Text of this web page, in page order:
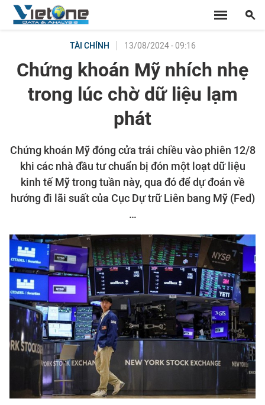
TÀI CHÍNH 13/08/2024 - 09:16
Chứng khoán Mỹ nhích nhẹ
trong lúc chờ dữ liệu lạm
phát
Chứng khoán Mỹ đóng cửa trái chiều vào phiên 12/8
khi các nhà đầu tư chuẩn bị đón một loạt dữ liệu
kinh tế Mỹ trong tuần này, qua đó để dự đoán về
hướng đi lãi suất của Cục Dự trữ Liên bang Mỹ (Fed)
…